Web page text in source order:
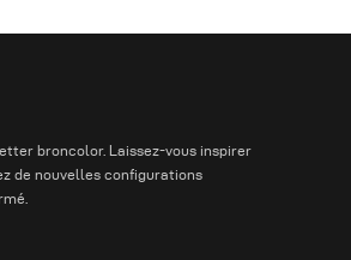
broncolor. Laissez-vous inspirer
de nouvelles configurations